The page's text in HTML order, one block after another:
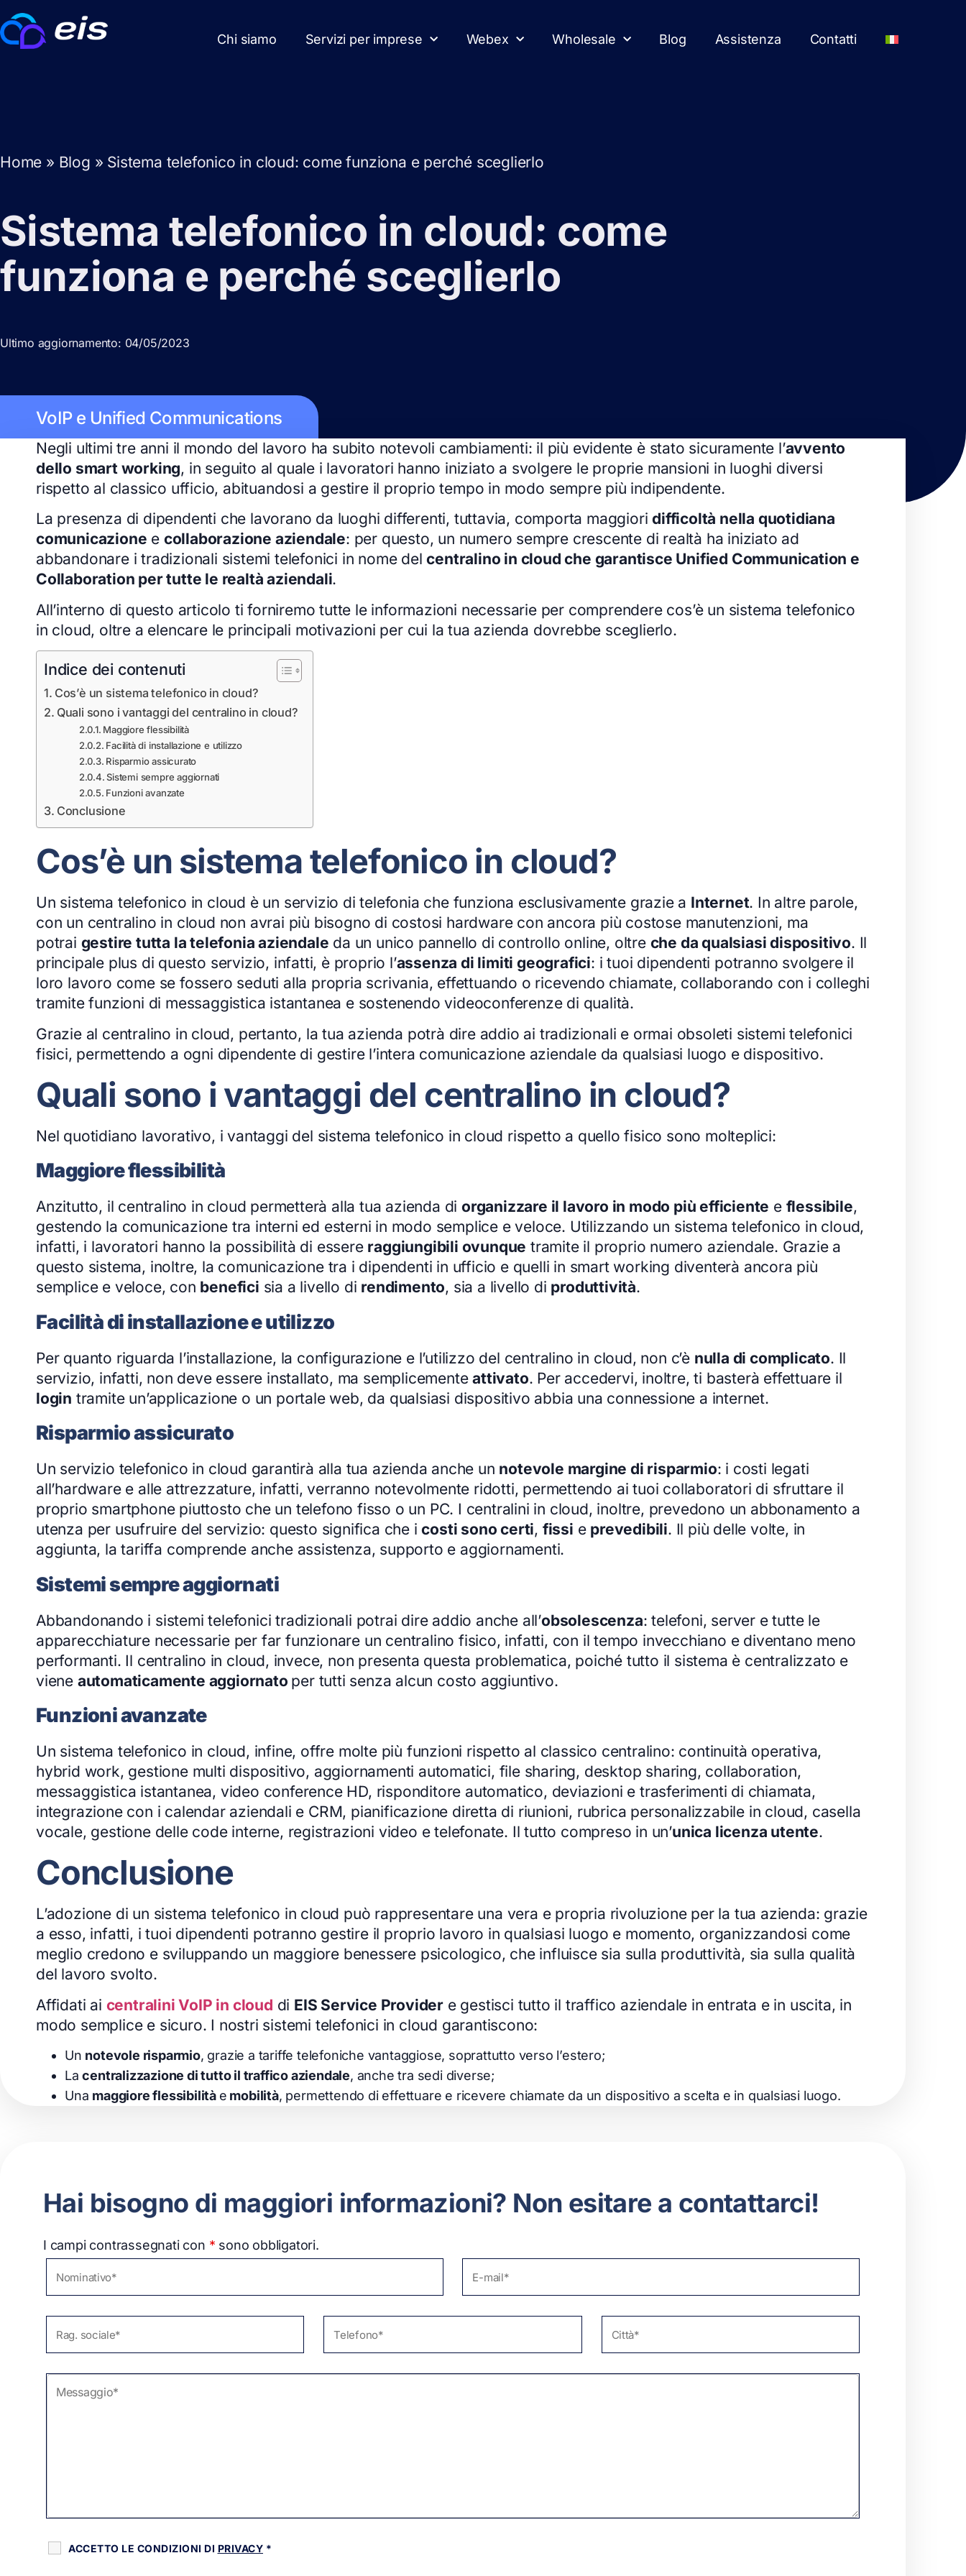
Chi siamo Servizi per imprese Webex Wholesale Blog Assistenza Contatti
Home » Blog » Sistema telefonico in cloud: come funziona e perché sceglierlo
Sistema telefonico in cloud: come
funziona e perché sceglierlo
Ultimo aggiornamento: 04/05/2023
VoIP e Unified Communications
Negli ultimi tre anni il mondo del lavoro ha subito notevoli cambiamenti: il più evidente è stato sicuramente l’avvento
dello smart working, in seguito al quale i lavoratori hanno iniziato a svolgere le proprie mansioni in luoghi diversi
rispetto al classico ufficio, abituandosi a gestire il proprio tempo in modo sempre più indipendente.
La presenza di dipendenti che lavorano da luoghi differenti, tuttavia, comporta maggioridifficoltà nella quotidiana
comunicazione e collaborazione aziendale: per questo, un numero sempre crescente di realtà ha iniziato ad
abbandonare i tradizionali sistemi telefonici in nome delcentralino in cloud che garantisce Unified Communication e
Collaboration per tutte le realtà aziendali.
All’interno di questo articolo ti forniremo tutte le informazioni necessarie per comprendere cos’è un sistema telefonico
in cloud, oltre a elencare le principali motivazioni per cui la tua azienda dovrebbe sceglierlo.
Indice dei contenuti
Cos’è un sistema telefonico in cloud?
Quali sono i vantaggi del centralino in cloud?
Maggiore flessibilità
Facilità di installazione e utilizzo
Risparmio assicurato
Sistemi sempre aggiornati
Funzioni avanzate
Conclusione
Cos’è un sistema telefonico in cloud?
Un sistema telefonico in cloud è un servizio di telefonia che funziona esclusivamente grazie a Internet. In altre parole,
con un centralino in cloud non avrai più bisogno di costosi hardware con ancora più costose manutenzioni, ma
potrai gestire tutta la telefonia aziendale da un unico pannello di controllo online, oltre che da qualsiasi dispositivo. Il
principale plus di questo servizio, infatti, è proprio l’assenza di limiti geografici: i tuoi dipendenti potranno svolgere il
loro lavoro come se fossero seduti alla propria scrivania, effettuando o ricevendo chiamate, collaborando con i colleghi
tramite funzioni di messaggistica istantanea e sostenendo videoconferenze di qualità.
Grazie al centralino in cloud, pertanto, la tua azienda potrà dire addio ai tradizionali e ormai obsoleti sistemi telefonici
fisici, permettendo a ogni dipendente di gestire l’intera comunicazione aziendale da qualsiasi luogo e dispositivo.
Quali sono i vantaggi del centralino in cloud?
Nel quotidiano lavorativo, i vantaggi del sistema telefonico in cloud rispetto a quello fisico sono molteplici:
Maggiore flessibilità
Anzitutto, il centralino in cloud permetterà alla tua azienda di organizzare il lavoro in modo più efficiente e flessibile,
gestendo la comunicazione tra interni ed esterni in modo semplice e veloce. Utilizzando un sistema telefonico in cloud,
infatti, i lavoratori hanno la possibilità di essere raggiungibili ovunque tramite il proprio numero aziendale. Grazie a
questo sistema, inoltre, la comunicazione tra i dipendenti in ufficio e quelli in smart working diventerà ancora più
semplice e veloce, con benefici sia a livello di rendimento, sia a livello di produttività.
Facilità di installazione e utilizzo
Per quanto riguarda l’installazione, la configurazione e l’utilizzo del centralino in cloud, non c’è nulla di complicato. Il
servizio, infatti, non deve essere installato, ma semplicementeattivato. Per accedervi, inoltre, ti basterà effettuare il
login tramite un’applicazione o un portale web, da qualsiasi dispositivo abbia una connessione a internet.
Risparmio assicurato
Un servizio telefonico in cloud garantirà alla tua azienda anche un notevole margine di risparmio: i costi legati
all’hardware e alle attrezzature, infatti, verranno notevolmente ridotti, permettendo ai tuoi collaboratori di sfruttare il
proprio smartphone piuttosto che un telefono fisso o un PC. I centralini in cloud, inoltre, prevedono un abbonamento a
utenza per usufruire del servizio: questo significa che icosti sono certi, fissi e prevedibili. Il più delle volte, in
aggiunta, la tariffa comprende anche assistenza, supporto e aggiornamenti.
Sistemi sempre aggiornati
Abbandonando i sistemi telefonici tradizionali potrai dire addio anche all’obsolescenza: telefoni, server e tutte le
apparecchiature necessarie per far funzionare un centralino fisico, infatti, con il tempo invecchiano e diventano meno
performanti. Il centralino in cloud, invece, non presenta questa problematica, poiché tutto il sistema è centralizzato e
viene automaticamente aggiornato per tutti senza alcun costo aggiuntivo.
Funzioni avanzate
Un sistema telefonico in cloud, infine, offre molte più funzioni rispetto al classico centralino: continuità operativa,
hybrid work, gestione multi dispositivo, aggiornamenti automatici, file sharing, desktop sharing, collaboration,
messaggistica istantanea, video conference HD, risponditore automatico, deviazioni e trasferimenti di chiamata,
integrazione con i calendar aziendali e CRM, pianificazione diretta di riunioni, rubrica personalizzabile in cloud, casella
vocale, gestione delle code interne, registrazioni video e telefonate. Il tutto compreso in un’unica licenza utente.
Conclusione
L’adozione di un sistema telefonico in cloud può rappresentare una vera e propria rivoluzione per la tua azienda: grazie
a esso, infatti, i tuoi dipendenti potranno gestire il proprio lavoro in qualsiasi luogo e momento, organizzandosi come
meglio credono e sviluppando un maggiore benessere psicologico, che influisce sia sulla produttività, sia sulla qualità
del lavoro svolto.
Affidati ai centralini VoIP in cloud di EIS Service Provider e gestisci tutto il traffico aziendale in entrata e in uscita, in
modo semplice e sicuro. I nostri sistemi telefonici in cloud garantiscono:
Un notevole risparmio, grazie a tariffe telefoniche vantaggiose, soprattutto verso l’estero;
Lacentralizzazione di tutto il traffico aziendale, anche tra sedi diverse;
Una maggiore flessibilità e mobilità, permettendo di effettuare e ricevere chiamate da un dispositivo a scelta e in qualsiasi luogo.
Hai bisogno di maggiori informazioni? Non esitare a contattarci!
I campi contrassegnati con * sono obbligatori.
ACCETTO LE CONDIZIONI DI PRIVACY *